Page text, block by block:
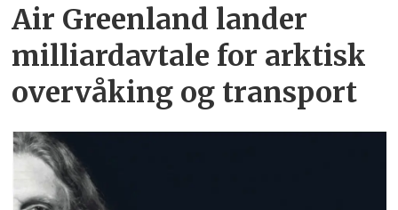
Air Greenland lander
milliardavtale for arktisk
overvåking og transport